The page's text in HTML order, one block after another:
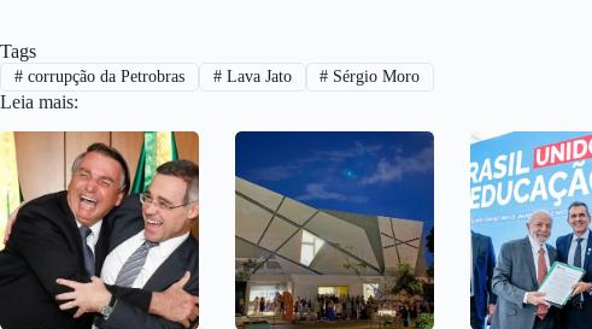
Tags
#corrupção da Petrobras #Lava Jato # Sérgio Moro
Leia mais: